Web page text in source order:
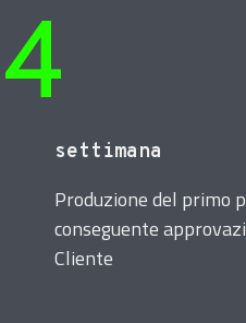
4
settimana
Produzione del primo
conseguente
Cliente